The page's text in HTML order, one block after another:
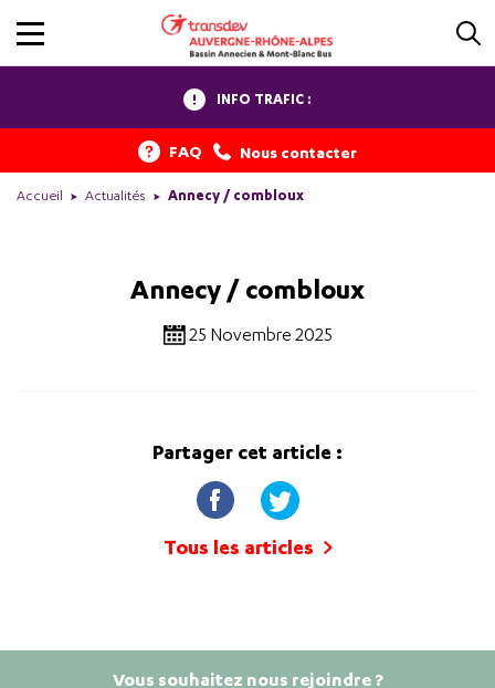
INFO TRAFIC :
FAQ Nous contacter
Accueil Actualités Annecy / combloux
Annecy / combloux
25 Novembre 2025
Partager cet article :
Tous les articles
Vous souhaitez nous rejoindre ?